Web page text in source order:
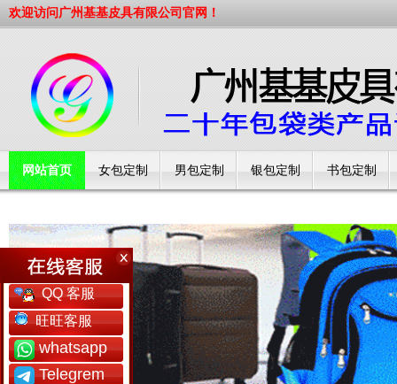
欢迎访问广州基基皮具有限公司官网！
网站首页 女包定制 男包定制 银包定制 书包定制
QQ 客服
旺旺客服
whatsapp
Telegrem